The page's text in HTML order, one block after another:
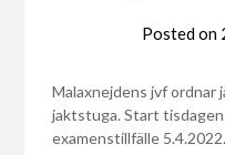
Posted on
Malaxnejdens jvf ordnar
jaktstuga. Start tisdagen
examenstillfälle